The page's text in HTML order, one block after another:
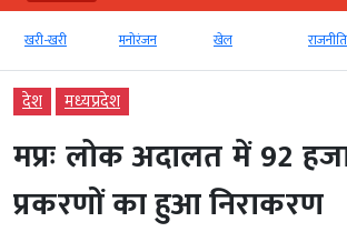
खरी-खरी मनोरंजन खेल राजनीति
देश मध्‍यप्रदेश
मप्रः लोक अदालत में 92
प्रकरणों का हुआ निराकरण